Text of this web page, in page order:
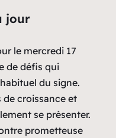
jour
le mercredi 17
de défis qui
du signe.
croissance et
se présenter.
prometteuse